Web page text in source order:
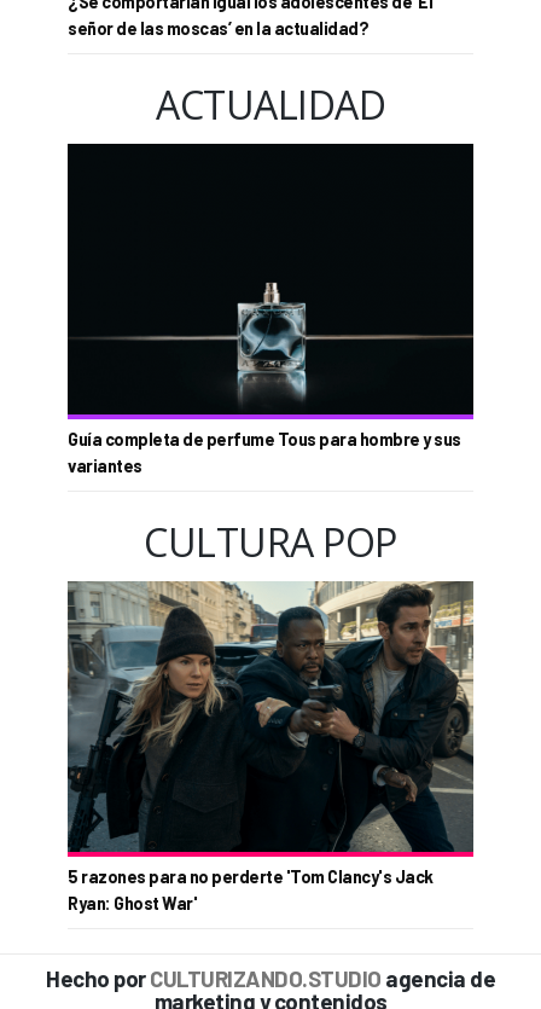
señor de las moscas’ en la actualidad?
ACTUALIDAD
Guía completa de perfume Tous para hombre y sus
variantes
CULTURA POP
5 razones para no perderte 'Tom Clancy's Jack
Ryan: Ghost War'
Hecho porCULTURIZANDO.STUDIO agencia de
marketing y contenidos